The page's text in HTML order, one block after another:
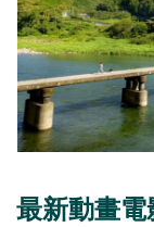
最新動畫